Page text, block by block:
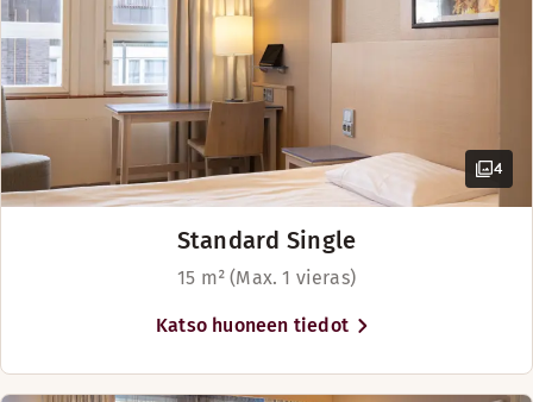
4
Standard Single
15 m² (Max. 1 vieras)
Katso huoneen tiedot
Mukavassa aulabaarissa nautit juoman ja pientä purtavaa
Aukioloajat
BAARI
Maanantai-Sunnuntai: 09:00-01:00